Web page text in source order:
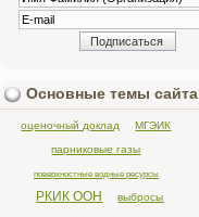
Основные темы сайта
оценочный доклад
МГЭИК
парниковые газы
поверхностные водные ресурсы
РКИК ООН
выбросы